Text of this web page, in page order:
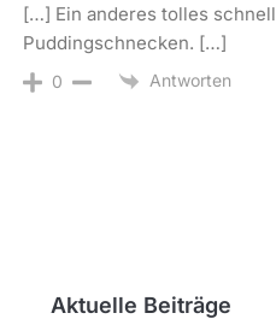
[…] Ein anderes tolles
Puddingschnecken. […]
0 Antworten
Aktuelle Beiträge